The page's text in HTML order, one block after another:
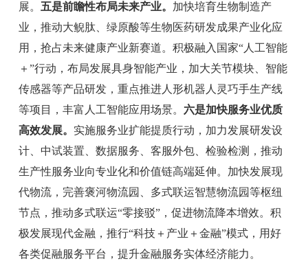
展。 五是前瞻性布局未来产业。 加快培育生物制造产
业，推动大鲵肽、绿原酸等生物医药研发成果产业化应
用，抢占未来健康产业新赛道。 积极融入国家“ 人工智能
＋”行动， 布局发展具身智能产业，加大关节模块、智能
传感器等产品研发 ，重点推进 人形机器人灵巧手生产线
等项目， 丰富人工智能应用场景。 六是加快服务业优质
高效发展。 实施服务业扩能提质行动， 加力发展研发设
计、中试装置、数据服务、客服外包、检验检测，推动
生产性服务业向专业化和价值链高端延伸。加快发展现
代物流，完善褒河物流园、多式联运智慧物流园等枢纽
节点，推动多式联运“零接驳” ，促进物流降本增效。 积
极发展现代金融，推行“科技 ＋ 产业 ＋金融”模式， 用好
各类促融服务平台 ，提升金融服务实体经济能力。